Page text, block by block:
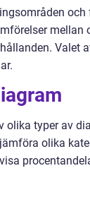
mellan
Valet
olika typer av
olika